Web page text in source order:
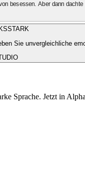
besessen. Aber dann dachte
Sie unvergleichliche
Sprache. Jetzt in